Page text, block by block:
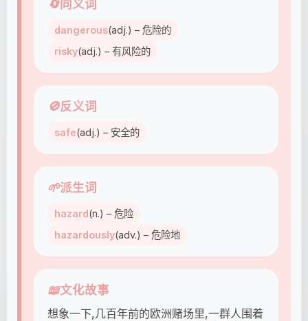
🔄同义词
dangerous(adj.) – 危险的
risky(adj.) – 有风险的
🚫反义词
safe(adj.) – 安全的
🌱派生词
hazard(n.) – 危险
hazardously(adv.) – 危险地
📖文化故事
想象一下,几百年前的欧洲赌场里,一群人围着